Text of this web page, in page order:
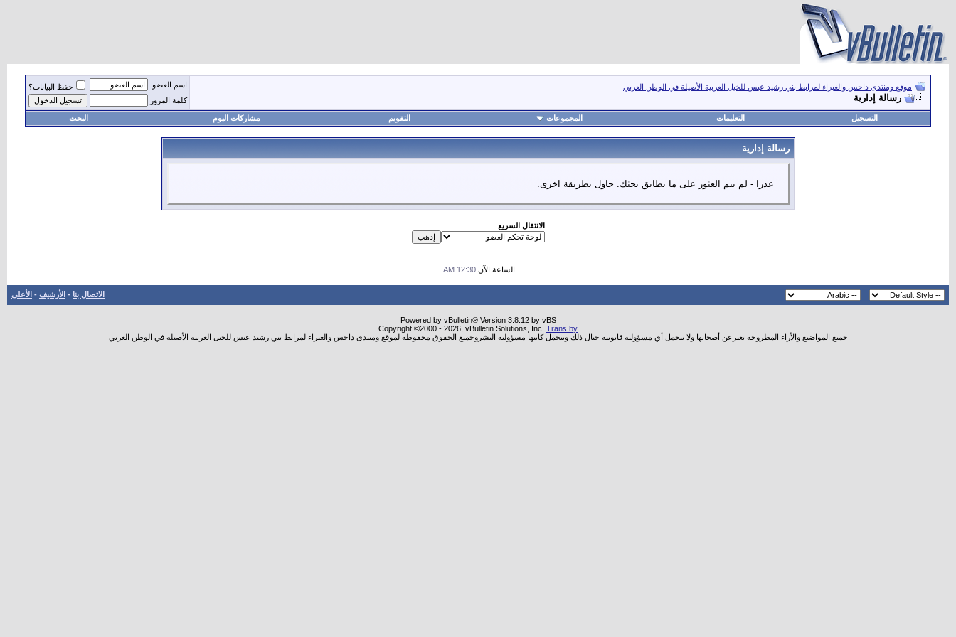
موقع ومنتدى داحس والغبراء لمرابط بني رشيد عبس للخيل العربية الأصيلة في الوطن العربي
رسالة إدارية
اسم العضو
حفظ البيانات؟
كلمة المرور
التسجيل التعليمات المجموعات التقويم مشاركات اليوم البحث
رسالة إدارية
عذرا - لم يتم العثور على ما يطابق بحثك. حاول بطريقة اخرى.
الانتقال السريع
الساعة الآن 12:30 AM
الاتصال بنا - الأرشيف - الأعلى
Powered by vBulletin® Version 3.8.12 by vBS
Copyright ©2000 - 2026, vBulletin Solutions, Inc. Trans by
جميع المواضيع والأراء المطروحة تعبرعن أصحابها ولا نتحمل أي مسؤولية قانونية حيال ذلك ويتحمل كاتبها مسؤولية النشروجميع الحقوق محفوظة لموقع ومنتدى داحس والغبراء لمرابط بني رشيد عبس للخيل العربية الأصيلة في الوطن العربي